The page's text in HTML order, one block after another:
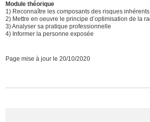
Module théorique
1) Reconnaître les composants des risques
2) Mettre en oeuvre le principe d’optimisation de la
3) Analyser sa pratique professionnelle
4) Informer la personne exposée
Page mise à jour le 20/10/2020